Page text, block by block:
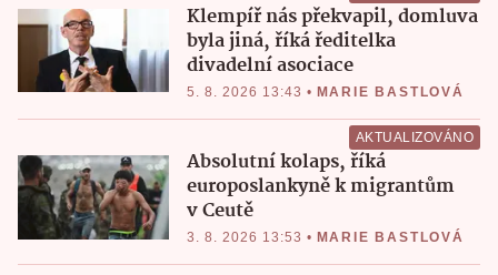
Klempíř nás překvapil, domluva
byla jiná, říká ředitelka
divadelní asociace
5. 8. 2026 13:43 • MARIE BASTLOVÁ
AKTUALIZOVÁNO
Absolutní kolaps, říká
europoslankyně k migrantům
v Ceutě
3. 8. 2026 13:53 • MARIE BASTLOVÁ